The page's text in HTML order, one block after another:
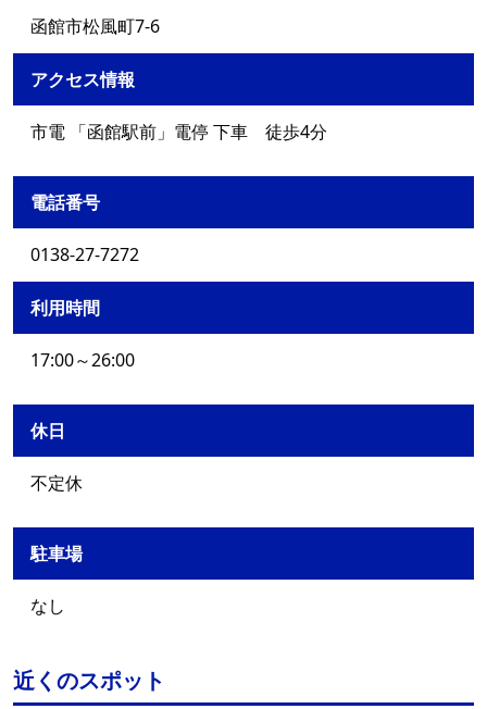
函館市松風町7-6
アクセス情報
市電 「函館駅前」電停 下車 徒歩4分
電話番号
0138-27-7272
利用時間
17:00～26:00
休日
不定休
駐車場
なし
近くのスポット